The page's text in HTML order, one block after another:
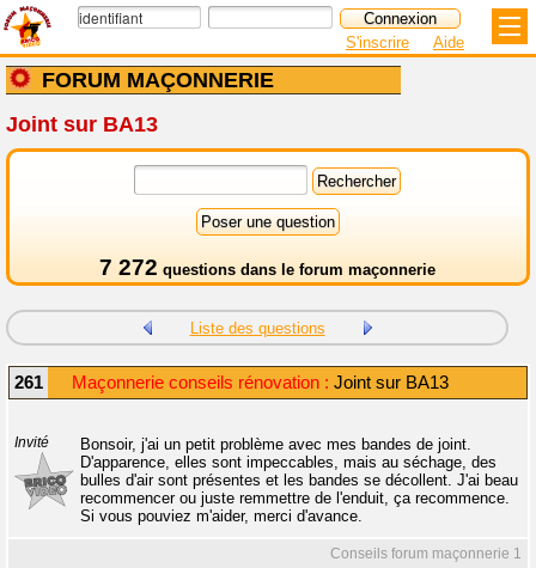
FORUM MAÇONNERIE
S'inscrire Aide
Joint sur BA13
7 272 questions dans le forum maçonnerie
Liste des questions
261 Maçonnerie conseils rénovation : Joint sur BA13
Invité
Bonsoir, j'ai un petit problème avec mes bandes de joint.
D'apparence, elles sont impeccables, mais au séchage, des
bulles d'air sont présentes et les bandes se décollent. J'ai beau
recommencer ou juste remmettre de l'enduit, ça recommence.
Si vous pouviez m'aider, merci d'avance.
Conseils forum maçonnerie 1